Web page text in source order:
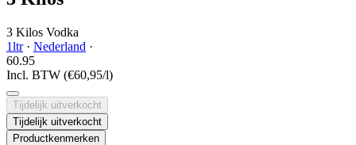
3 Kilos Vodka
1ltr· Nederland ·
60.95
Incl. BTW (€60,95/l)
Tijdelijk uitverkocht
Tijdelijk uitverkocht
Productkenmerken